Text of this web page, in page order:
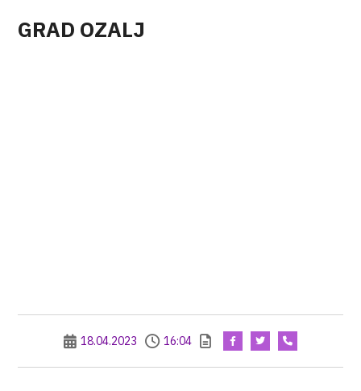
GRAD OZALJ
18.04.2023 16:04